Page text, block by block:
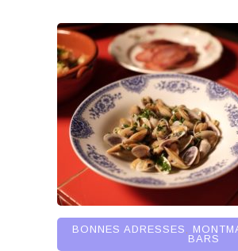
BONNES ADRESSES
BARS